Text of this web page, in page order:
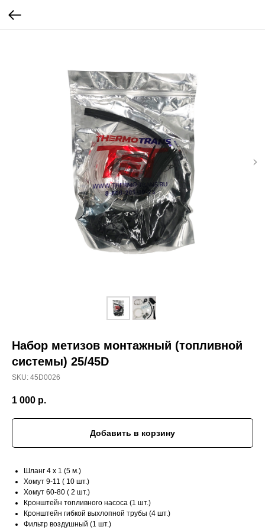
Набор метизов монтажный (топливной
системы) 25/45D
SKU: 45D0026
1 000 р.
Добавить в корзину
Шланг 4 x 1 (5 м.)
Хомут 9-11 ( 10 шт.)
Хомут 60-80 ( 2 шт.)
Кронштейн топливного насоса (1 шт.)
Кронштейн гибкой выхлопной трубы (4 шт.)
Фильтр воздушный (1 шт.)